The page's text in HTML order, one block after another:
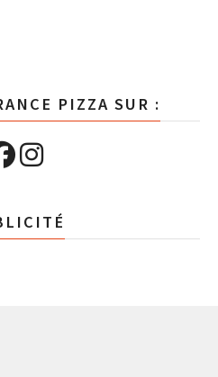
PIZZA SUR :